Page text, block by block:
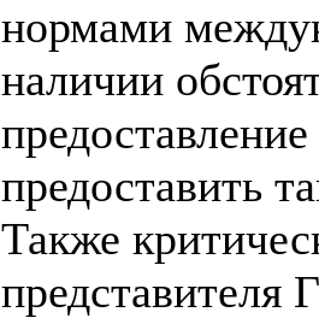
нормами
наличии
предоставить
Также